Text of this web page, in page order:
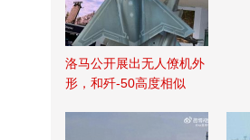
洛马公开展出无人僚机外
形，和歼-50高度相似